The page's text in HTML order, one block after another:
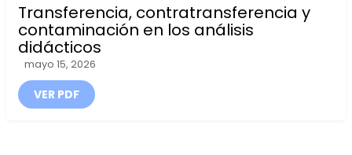
Transferencia, contratransferencia y
contaminación en los análisis
didácticos
mayo 15, 2026
VER PDF